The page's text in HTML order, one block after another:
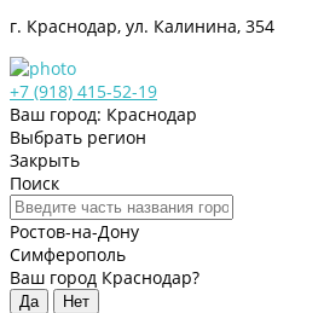
г. Краснодар, ул. Калинина, 354
+7 (918) 415-52-19
Ваш город: Краснодар
Выбрать регион
Закрыть
Поиск
Ростов-на-Дону
Симферополь
Ваш город Краснодар?
Да Нет